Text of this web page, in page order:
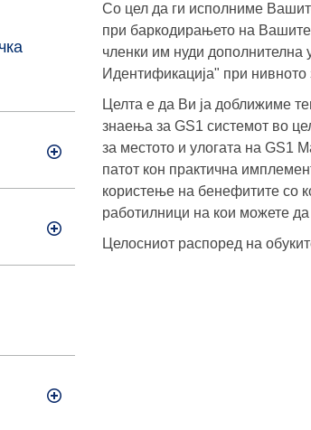
Со цел да ги исполниме
при баркодирањето на
членки им нуди
Идентификација" при
Целта е да Ви ја доближиме
знаења за GS1 системот во
за местото и улогата на GS1
патот кон практична
користење на бенефитите со
работилници на кои можете да
Целосниот распоред на